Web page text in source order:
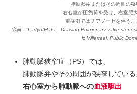
肺動脈弁またはその周囲の狭
右心室が圧負荷を受け、右室肥
重症例ではチアノーゼを伴うこ
出典：”LadyofHats – Drawing Pulmonary valve
iz Villarreal, Public
肺動脈狭窄症（PS）では、
肺動脈弁やその周囲が狭窄している
右心室から肺動脈への血液駆出